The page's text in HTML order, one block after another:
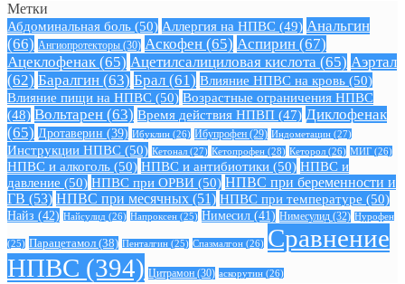
Метки
Абдоминальная боль (50) Аллергия на НПВС (49) Анальгин
(66) Ангиопротекторы (30) Аскофен (65) Аспирин (67)
Ацеклофенак (65) Ацетилсалициловая кислота (65) Аэртал
(62) Баралгин (63) Брал (61) Влияние НПВС на кровь (50)
Влияние пищи на НПВС (50) Возрастные ограничения НПВС
(48) Вольтарен (63) Время действия НПВП (47) Диклофенак
(65) Дротаверин (39) Ибуклин (26) Ибупрофен (29) Индометацин (27)
Инструкции НПВС (50) Кетонал (27) Кетопрофен (28) Кеторол (26) МИГ (26)
НПВС и алкоголь (50) НПВС и антибиотики (50) НПВС и
давление (50) НПВС при ОРВИ (50) НПВС при беременности и
ГВ (53) НПВС при месячных (51) НПВС при температуре (50)
Найз (42) Найсулид (26) Напроксен (25) Нимесил (41) Нимесулид (32) Нурофен
(25) Парацетамол (38) Пенталгин (25) Спазмалгон (26) Сравнение
НПВС (394) Цитрамон (30) аскорутин (26)